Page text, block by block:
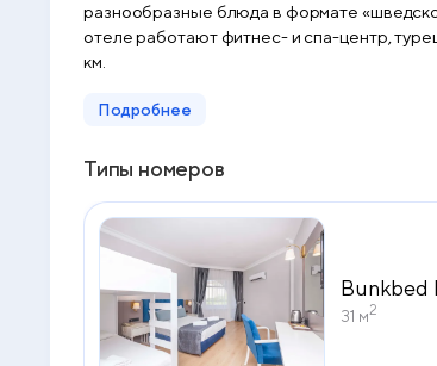
разнообразные блюда в формате
отеле работают фитнес- и спа-центр,
км.
Подробнее
Типы номеров
Bunkbed
31 м2